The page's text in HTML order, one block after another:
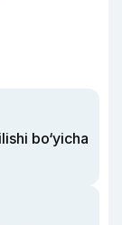
bo‘yicha